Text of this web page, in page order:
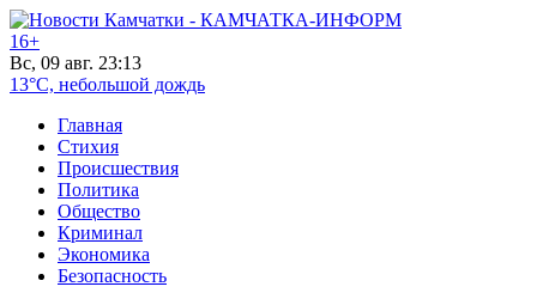
16+
Вс, 09 авг. 23:13
13°C, небольшой дождь
Главная
Стихия
Происшествия
Политика
Общество
Криминал
Экономика
Безопасность